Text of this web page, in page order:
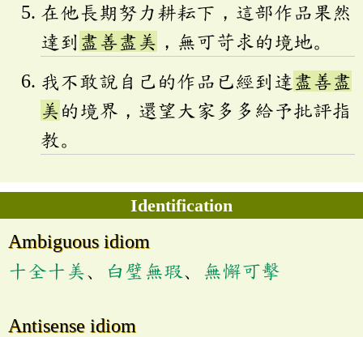
在他長期努力耕耘下，這部作品果然
達到 盡善盡美 ，無可苛求的境地。
我不敢說自己的作品已經到達 盡善盡
美的境界，還望大家多多給予批評指
教。
Identification
Ambiguous idiom
十全十美、 白璧無瑕 、 無懈可擊
Antisense idiom